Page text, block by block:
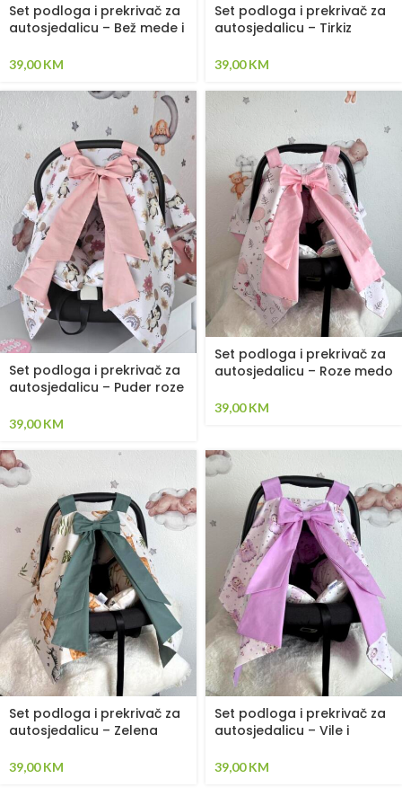
Set podloga i prekrivač za
autosjedalicu – Bež mede i
39,00KM
Set podloga i prekrivač za
autosjedalicu – Tirkiz
39,00KM
Set podloga i prekrivač za
autosjedalicu – Puder roze
39,00KM
Set podloga i prekrivač za
autosjedalicu – Roze medo
39,00KM
Set podloga i prekrivač za
autosjedalicu – Zelena
39,00KM
Set podloga i prekrivač za
autosjedalicu – Vile i
39,00KM